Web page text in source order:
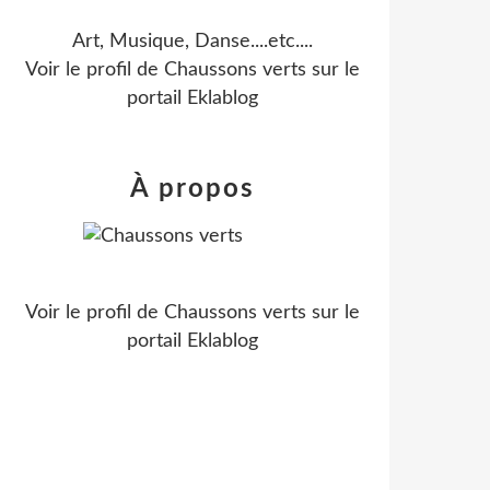
Art, Musique, Danse....etc....
Voir le profil de Chaussons verts sur le
portail Eklablog
À propos
Voir le profil de Chaussons verts sur le
portail Eklablog